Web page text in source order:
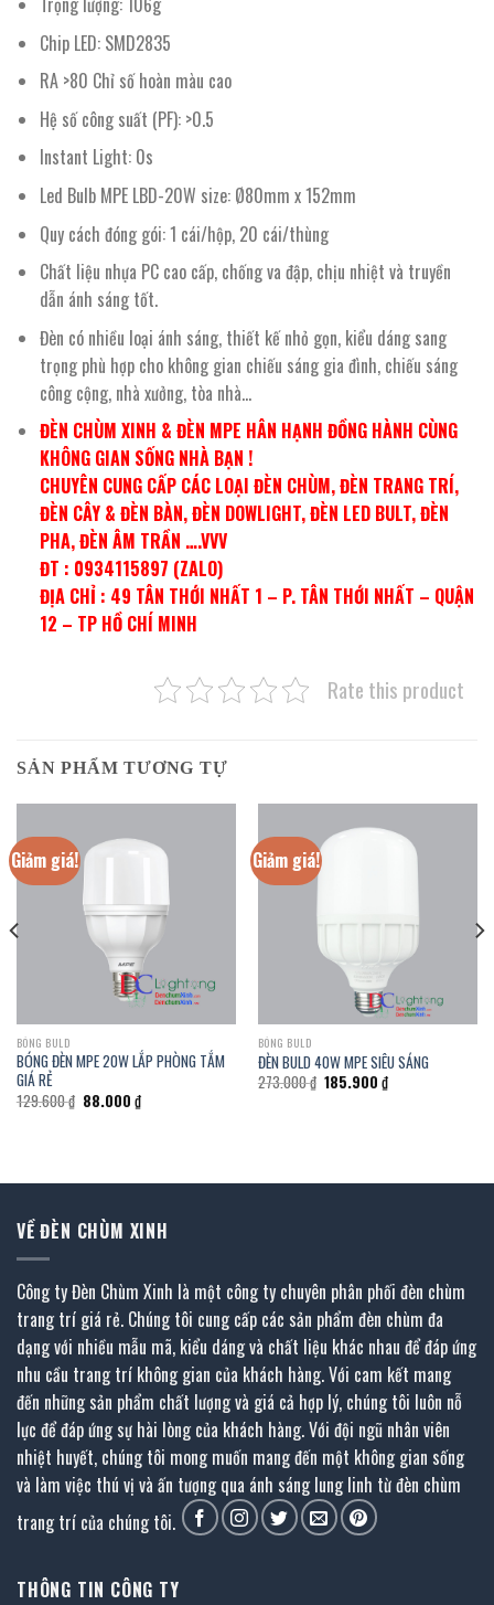
Chip LED: SMD2835
RA >80 Chỉ số hoàn màu cao
Hệ số công suất (PF): >0.5
Instant Light: 0s
Led Bulb MPE LBD-20W size: Ø80mm x 152mm
Quy cách đóng gói: 1 cái/hộp, 20 cái/thùng
Chất liệu nhựa PC cao cấp, chống va đập, chịu nhiệt và truyền
dẫn ánh sáng tốt.
Đèn có nhiều loại ánh sáng, thiết kế nhỏ gọn, kiểu dáng sang
trọng phù hợp cho không gian chiếu sáng gia đình, chiếu sáng
công cộng, nhà xưởng, tòa nhà…
ĐÈN CHÙM XINH & ĐÈN MPE HÂN HẠNH ĐỒNG HÀNH CÙNG
KHÔNG GIAN SỐNG NHÀ BẠN !
CHUYÊN CUNG CẤP CÁC LOẠI ĐÈN CHÙM, ĐÈN TRANG TRÍ,
ĐÈN CÂY & ĐÈN BÀN, ĐÈN DOWLIGHT, ĐÈN LED BULT, ĐÈN
PHA, ĐÈN ÂM TRẦN ….VVV
ĐT : 0934115897 (ZALO)
ĐỊA CHỈ : 49 TÂN THỚI NHẤT 1 – P. TÂN THỚI NHẤT – QUẬN
12 – TP HỒ CHÍ MINH
Rate this product
SẢN PHẨM TƯƠNG TỰ
Giảm giá!
BÓNG BULD
BÓNG ĐÈN MPE 20W LẮP PHÒNG TẮM
GIÁ RẺ
129.600₫ Giá
gốc
88.000 ₫Giá
hiện
Giảm giá!
BÓNG BULD
ĐÈN BULD 40W MPE SIÊU SÁNG
273.000₫ Giá
gốc
185.900 ₫Giá
hiện
VỀ ĐÈN CHÙM XINH
Công ty Đèn Chùm Xinh là một công ty chuyên phân phối đèn chùm
trang trí giá rẻ. Chúng tôi cung cấp các sản phẩm đèn chùm đa
dạng với nhiều mẫu mã, kiểu dáng và chất liệu khác nhau để đáp ứng
nhu cầu trang trí không gian của khách hàng. Với cam kết mang
đến những sản phẩm chất lượng và giá cả hợp lý, chúng tôi luôn nỗ
lực để đáp ứng sự hài lòng của khách hàng. Với đội ngũ nhân viên
nhiệt huyết, chúng tôi mong muốn mang đến một không gian sống
và làm việc thú vị và ấn tượng qua ánh sáng lung linh từ đèn chùm
trang trí của chúng tôi.
THÔNG TIN CÔNG TY